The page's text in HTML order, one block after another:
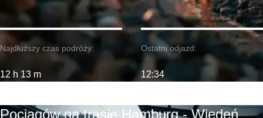
Najdłuższy czas podróży:
12 h 13 m
Ostatni odjazd:
12:34
Pociągów na trasie Hamburg - Wiedeń